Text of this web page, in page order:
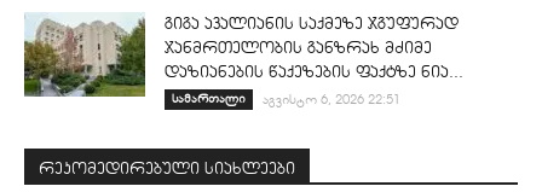
გიგა ავალიანის საქმეზე ჯგუფურად
ჯანმრთელობის განზრახ მძიმე
დაზიანების წაქეზების ფაქტზე ნია...
სამართალი აგვისტო 6, 2026 22:51
რეკომედირებული სიახლეები